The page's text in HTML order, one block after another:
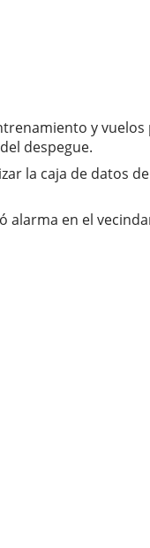
y
despegue.
la caja de datos
en el